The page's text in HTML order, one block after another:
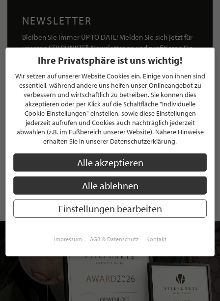
NEWSLETTER
Bleiben Sie immer UP TO DATE! Melden Sie sich jetzt für
unseren STILPUNKTE®-Newsletter an und profitieren Sie
von exklusivenNeuigkeiten, TrendsundAngeboten
unserenDatenschutzbestimmungenzu. Eine Abmeldung
ist jederzeit möglich.
Mit der Anmeldung an unserem Newsletter stimmen Sie unseren
Datenschutzbestimmungenzu. EineAbmeldungist jederzeit möglich.
Ihre Privatsphäre ist uns wichtig!
Wir setzen auf unserer Website Cookies ein. Einige von ihnen sind
essentiell, während andere uns helfen unser Onlineangebot zu
verbessern und wirtschaftlich zu betreiben. Sie können dies
akzeptieren oder per Klick auf die Schaltfläche "Individuelle
Cookie-Einstellungen" einstellen, sowie diese Einstellungen
jederzeit aufrufen und Cookies auch nachträglich jederzeit
abwählen (z.B. im Fußbereich unserer Website). Nähere Hinweise
erhalten Sie in unserer Datenschutzerklärung.
Alle akzeptieren
Alle ablehnen
Einstellungen bearbeiten
Impressum AGB & Datenschutz Kontakt